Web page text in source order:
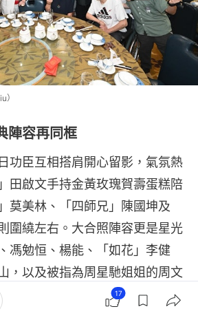
）
陣容再同框
功臣互相搭肩開心留影，氣氛熱
田啟文手持金黃玫瑰賀壽蛋糕陪
莫美林、「四師兄」陳國坤及
圍繞左右。大合照陣容更是星光
馮勉恒、楊能、「如花」李健
，以及被指為周星馳姐姐的周文
鏡！
17